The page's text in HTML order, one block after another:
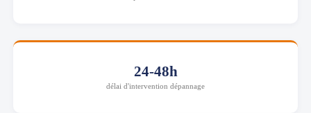
24-48h
délai d'intervention dépannage